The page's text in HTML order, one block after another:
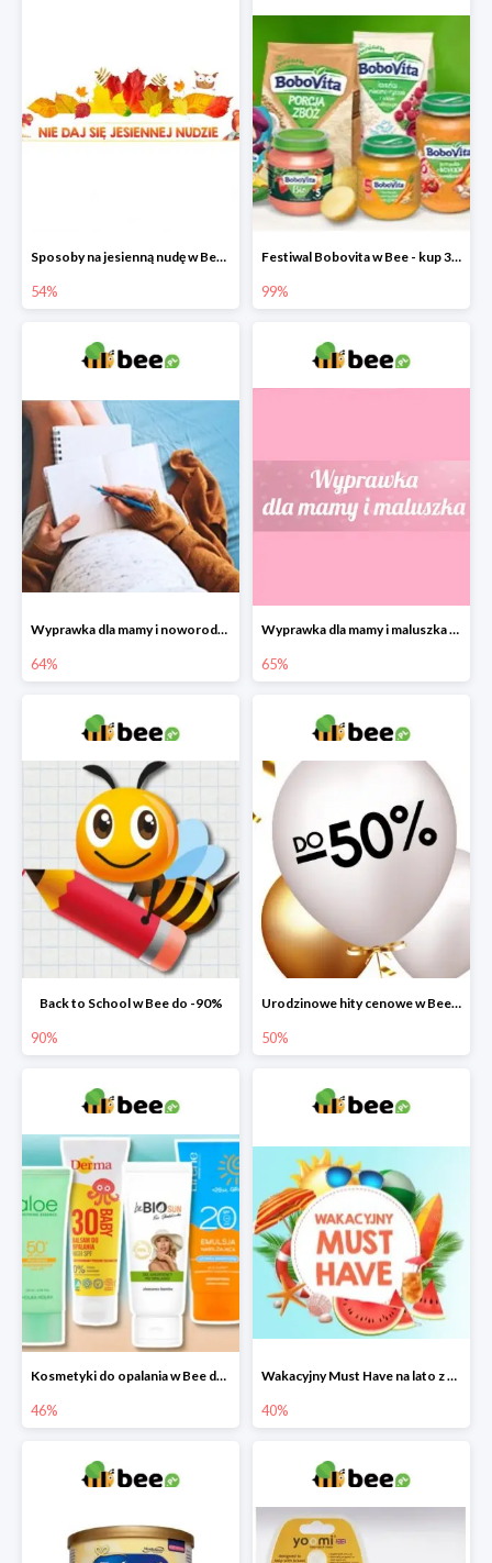
Sposoby na jesienną nudę w Bee do -54%
54%
Festiwal Bobovita w Bee - kup 3 produkty a 4. otrzymasz 99% taniej
99%
Wyprawka dla mamy i noworodka w Bee do -64%
64%
Wyprawka dla mamy i maluszka w Bee do -65%
65%
Back to School w Bee do -90%
90%
Urodzinowe hity cenowe w Bee do -50%
50%
Kosmetyki do opalania w Bee do -46%
46%
Wakacyjny Must Have na lato z maluszkiem w Bee do -40%
40%